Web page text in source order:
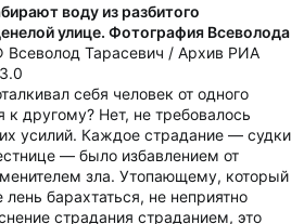
воду из разбитого
улице. Фотография Всеволода
Всеволод Тарасевич / Архив РИА
себя человек от одного
к другому? Нет, не требовалось
усилий. Каждое страдание — судки
— было избавлением от
зла. Утопающему, который
барахтаться, не неприятно
страдания страданием, это